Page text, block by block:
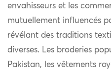
envahisseurs et les
mutuellement influencés
révélant des traditions
diverses. Les broderies
Pakistan, les vêtements